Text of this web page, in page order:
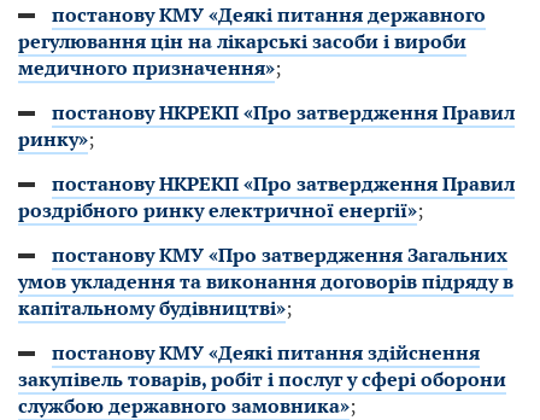
постанову КМУ «Деякі питання державного
регулювання цін на лікарські засоби і вироби
медичного призначення»;
постанову НКРЕКП «Про затвердження Правил
ринку»;
постанову НКРЕКП «Про затвердження Правил
роздрібного ринку електричної енергії»;
постанову КМУ «Про затвердження Загальних
умов укладення та виконання договорів підряду в
капітальному будівництві»;
постанову КМУ «Деякі питання здійснення
закупівель товарів, робіт і послуг у сфері оборони
службою державного замовника»;